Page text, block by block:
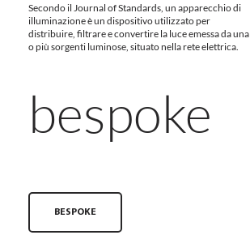
Secondo il Journal of Standards, un apparecchio di
illuminazione è un dispositivo utilizzato per
distribuire, filtrare e convertire la luce emessa da una
o più sorgenti luminose, situato nella rete elettrica.
bespoke
BESPOKE